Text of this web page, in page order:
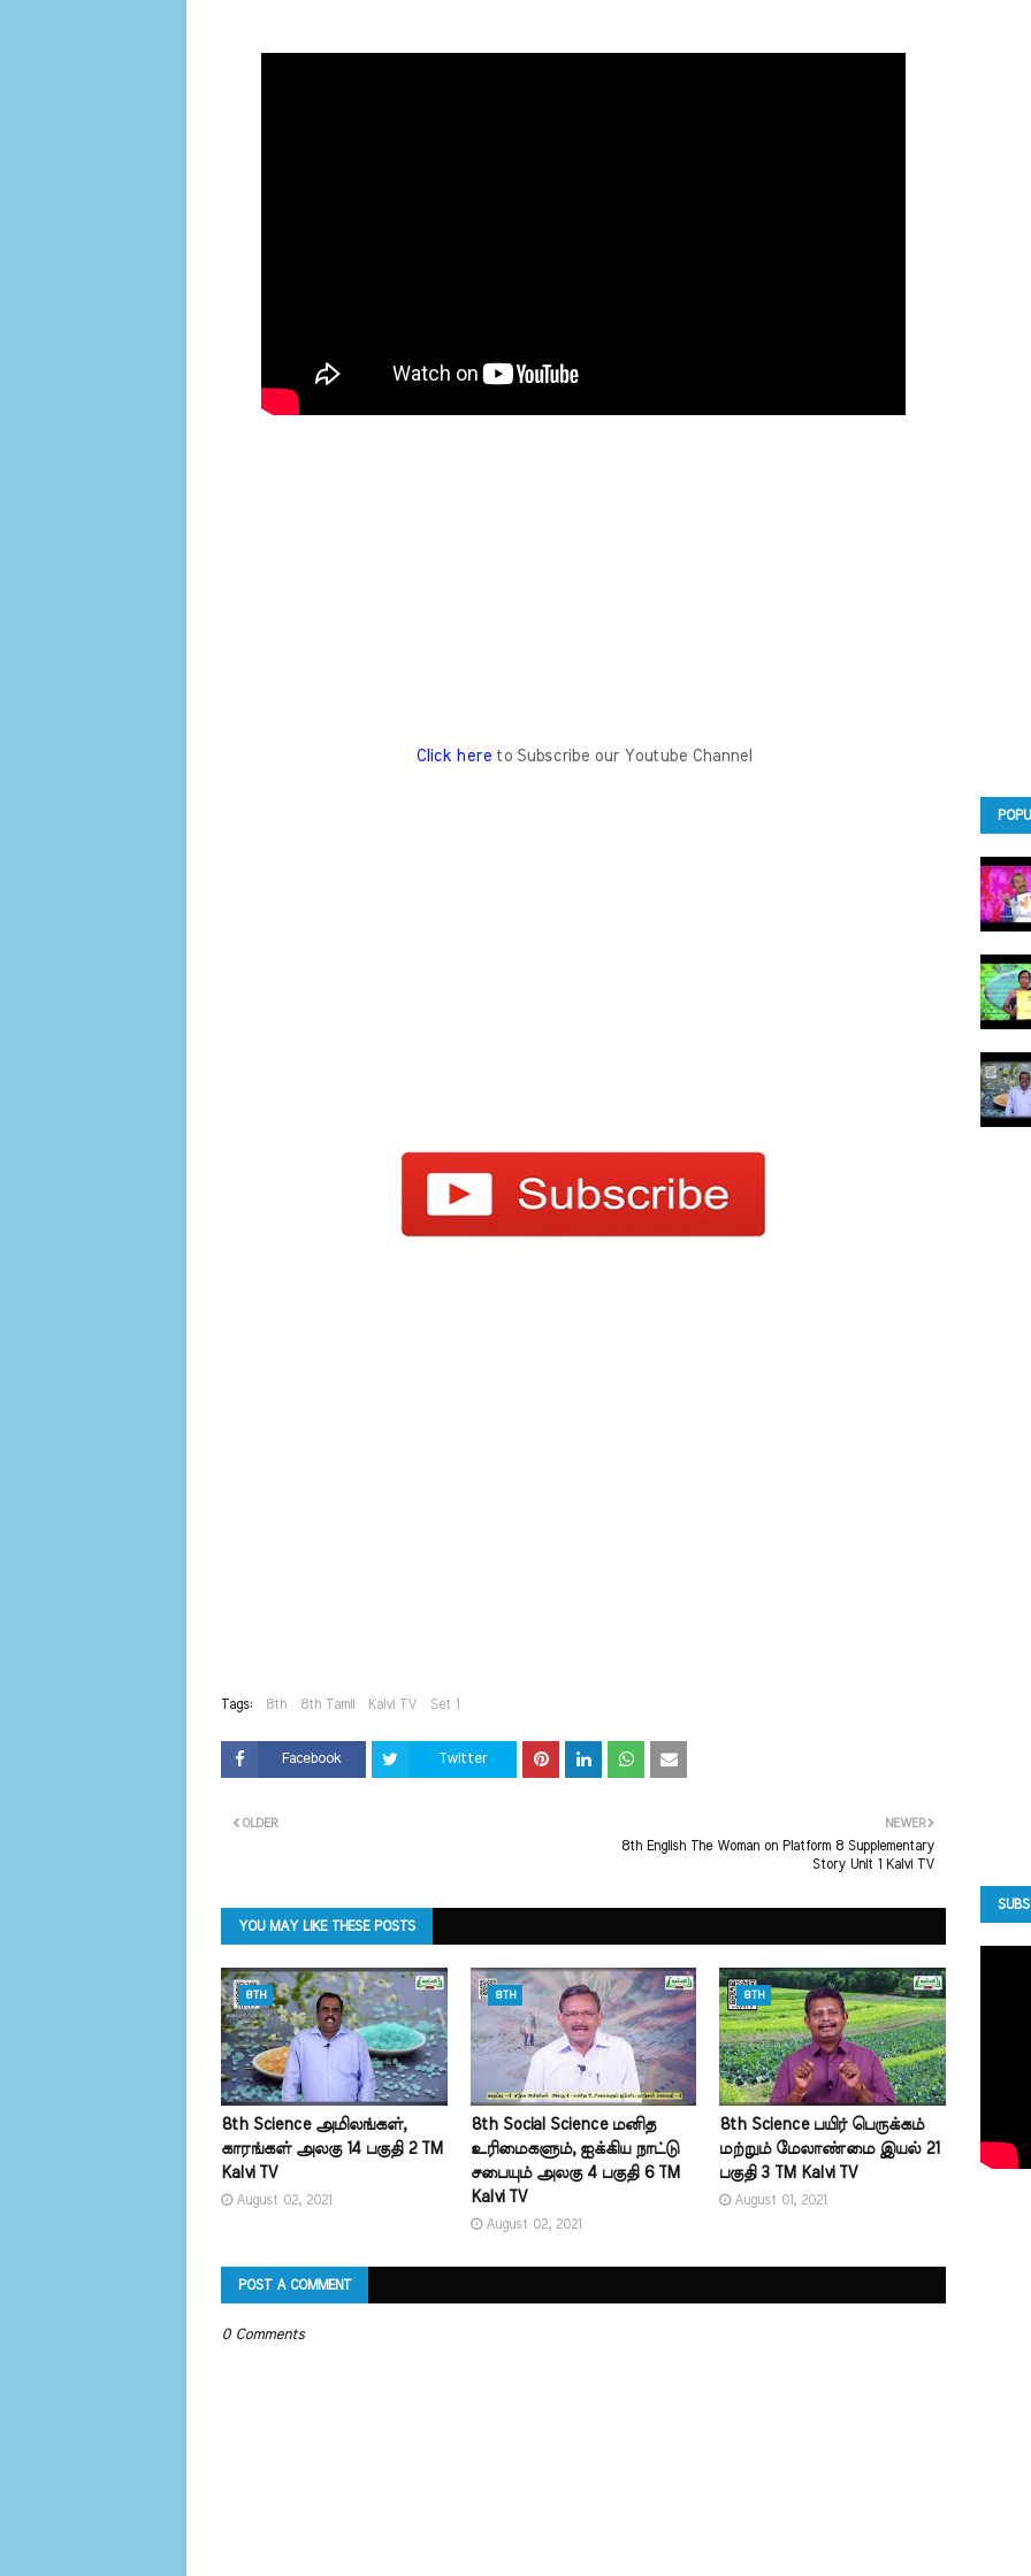
Click here to Subscribe our Youtube Channel
Tags: 8th 8th Tamil Kalvi TV Set 1
Facebook Twitter
NEWER
8th English The Woman on Platform 8 Supplementary
Story Unit 1 Kalvi TV
OLDER
YOU MAY LIKE THESE POSTS
8TH
8th Science அமிலங்கள்,
காரங்கள் அலகு 14 பகுதி 2 TM
Kalvi TV
August 02, 2021
8TH
8th Social Science மனித
உரிமைகளும், ஐக்கிய நாட்டு
சபையும் அலகு 4 பகுதி 6 TM
Kalvi TV
August 02, 2021
8TH
8th Science பயிர் பெருக்கம்
மற்றும் மேலாண்மை இயல் 21
பகுதி 3 TM Kalvi TV
August 01, 2021
POST A COMMENT
0 Comments